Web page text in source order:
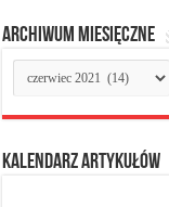
Archiwum miesięczne
Archiwum
miesięczne
Kalendarz artykułów